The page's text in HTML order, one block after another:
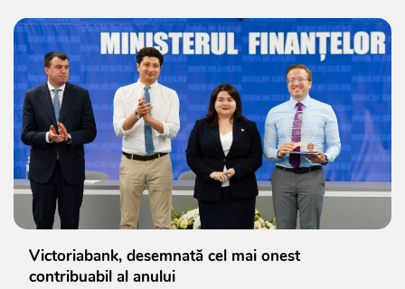
Victoriabank, desemnată cel mai onest
contribuabil al anului